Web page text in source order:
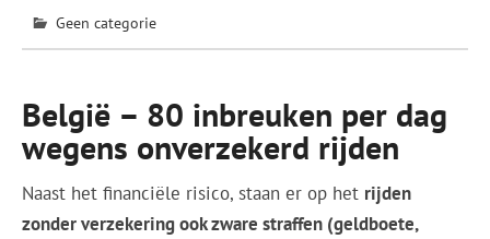
Geen categorie
België – 80 inbreuken per dag
wegens onverzekerd rijden
Naast het financiële risico, staan er op het rijden
zonder verzekering ook zware straffen (geldboete,